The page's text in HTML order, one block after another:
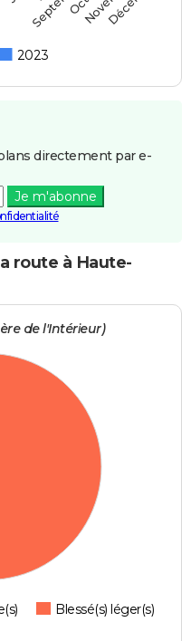
2023
directement par e-
Je m'abonne
route à Haute-
de l'Intérieur)
Blessé(s) léger(s)